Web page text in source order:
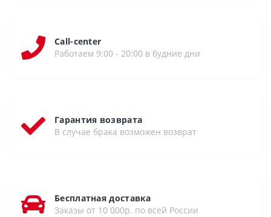
Call-center
Работаем 9:00 - 20:00 в будние дни
Гарантия возврата
В случае брака возможен возврат
Бесплатная доставка
Заказы от 10 000р. по всей России